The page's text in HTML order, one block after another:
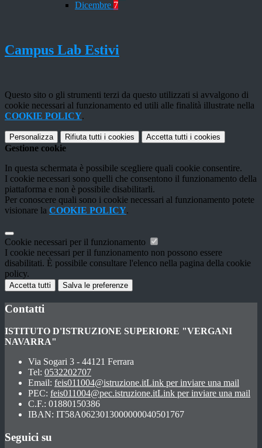
Dicembre 7
Campus Lab Estivi
Questo sito o gli strumenti terzi da questo utilizzati si avvalgono di
cookie necessari al funzionamento ed utili alle finalità illustrate nella
COOKIE POLICY.
Personalizza Rifiuta tutti i cookies Accetta tutti i cookies
Gestione cookie
In questa schermata è possibile scegliere quali cookie consentire.
I cookie necessari sono quelli che consentono il funzionamento della
piattaforma e non è possibile disabilitarli.
Per conoscere quali sono i cookie necessari al funzionamento potete
visionare la COOKIE POLICY.
Cookie necessari per il funzionamento
I cookie necessari per il funzionamento non possono essere
disabilitati. È possibile consultare l'elenco nella pagina della cookie
policy.
Accetta tutti Salva le preferenze
Contatti
ISTITUTO D'ISTRUZIONE SUPERIORE "VERGANI
NAVARRA"
Via Sogari 3 - 44121 Ferrara
Tel: 0532202707
Email: feis011004@istruzione.itLink per inviare una mail
PEC: feis011004@pec.istruzione.itLink per inviare una mail
C.F.: 01880150386
IBAN: IT58A0623013000000040501767
Seguici su